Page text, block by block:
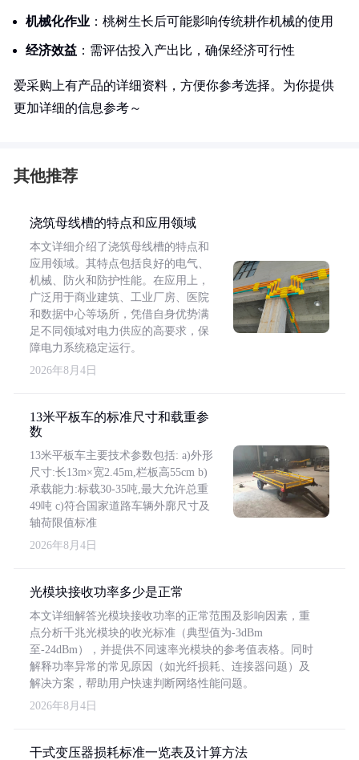
机械化作业 ：桃树生长后可能影响传统耕作机械的使用
经济效益 ：需评估投入产出比，确保经济可行性
爱采购上有产品的详细资料，方便你参考选择。为你提供
更加详细的信息参考～
其他推荐
浇筑母线槽的特点和应用领域
本文详细介绍了浇筑母线槽的特点和
应用领域。其特点包括良好的电气、
机械、防火和防护性能。在应用上，
广泛用于商业建筑、工业厂房、医院
和数据中心等场所，凭借自身优势满
足不同领域对电力供应的高要求，保
障电力系统稳定运行。
2026年8月4日
13米平板车的标准尺寸和载重参
数
13米平板车主要技术参数包括: a)外形
尺寸:长13m×宽2.45m,栏板高55cm b)
承载能力:标载30-35吨,最大允许总重
49吨 c)符合国家道路车辆外廓尺寸及
轴荷限值标准
2026年8月4日
光模块接收功率多少是正常
本文详细解答光模块接收功率的正常范围及影响因素，重
点分析千兆光模块的收光标准（典型值为-3dBm
至-24dBm），并提供不同速率光模块的参考值表格。同时
解释功率异常的常见原因（如光纤损耗、连接器问题）及
解决方案，帮助用户快速判断网络性能问题。
2026年8月4日
干式变压器损耗标准一览表及计算方法